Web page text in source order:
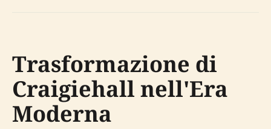
Trasformazione di
Craigiehall nell'Era
Moderna